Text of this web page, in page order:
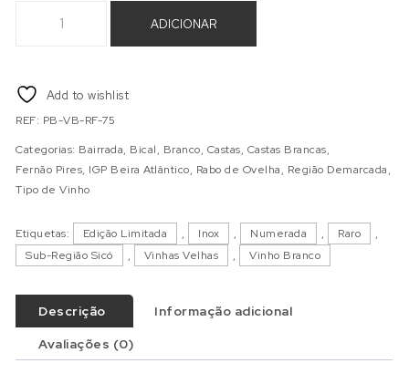
ADICIONAR
Add to wishlist
REF: PB-VB-RF-75
Categorias: Bairrada, Bical, Branco, Castas, Castas Brancas,
Fernão Pires, IGP Beira Atlântico, Rabo de Ovelha, Região Demarcada,
Tipo de Vinho
Etiquetas: Edição Limitada , Inox , Numerada , Raro
,
Sub-Região Sicó
, Vinhas Velhas , Vinho Branco
Descrição
Informação adicional
Avaliações (0)